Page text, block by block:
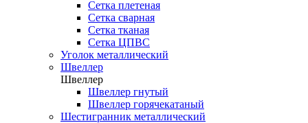
Сетка плетеная
Сетка сварная
Сетка тканая
Сетка ЦПВС
Уголок металлический
Швеллер
Швеллер
Швеллер гнутый
Швеллер горячекатаный
Шестигранник металлический